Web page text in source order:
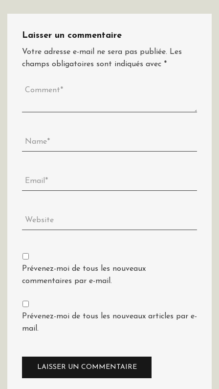
Laisser un commentaire
Votre adresse e-mail ne sera pas publiée. Les
champs obligatoires sont indiqués avec *
Prévenez-moi de tous les nouveaux
commentaires par e-mail.
Prévenez-moi de tous les nouveaux articles par e-
mail.